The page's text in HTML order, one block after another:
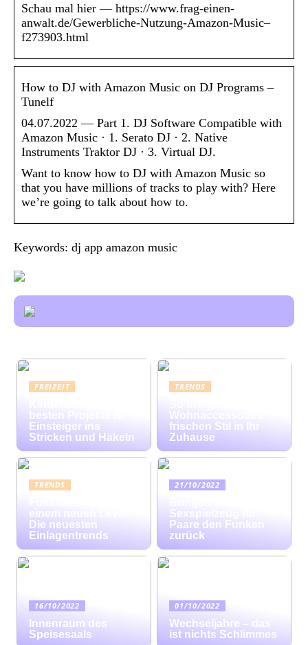
Schau mal hier — https://www.frag-einen-
anwalt.de/Gewerbliche-Nutzung-Amazon-Music–
f273903.html
How to DJ with Amazon Music on DJ Programs –
Tunelf
04.07.2022 — Part 1. DJ Software Compatible with
Amazon Music · 1. Serato DJ · 2. Native
Instruments Traktor DJ · 3. Virtual DJ.
Want to know how to DJ with Amazon Music so
that you have millions of tracks to play with? Here
we’re going to talk about how to.
Keywords: dj app amazon music
FREIZEIT
besten Projekte für
Einsteiger ins
Stricken und Häkeln
TRENDS
Wohnaccessoires
frischen Stil in Ihr
Zuhause
TRENDS
einem neuen Level:
Die neuesten
Einlagentrends
21/10/2022
Sexspielzeug für
Paare den Funken
zurück
16/10/2022
Innenraum des
Speisesaals
01/10/2022
Wechseljahre – das
ist nichts Schlimmes